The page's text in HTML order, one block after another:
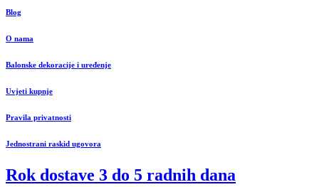
Blog
O nama
Balonske dekoracije i uređenje
Uvjeti kupnje
Pravila privatnosti
Jednostrani raskid ugovora
Rok dostave 3 do 5 radnih dana